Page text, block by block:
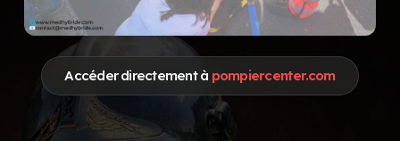
Accéder directement à pompiercenter.com